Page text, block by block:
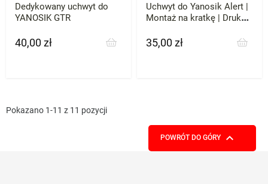
Dedykowany uchwyt do
YANOSIK GTR
Cena
40,00 zł
Uchwyt do Yanosik Alert |
Montaż na kratkę | Druk
Cena
35,00 zł
Pokazano 1-11 z 11 pozycji
POWRÓT DO GÓRY 